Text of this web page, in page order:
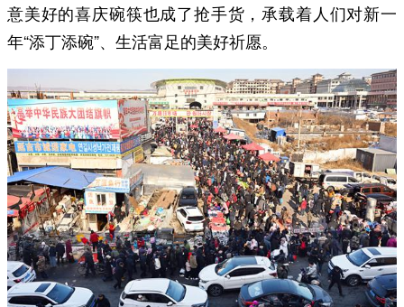
意美好的喜庆碗筷也成了抢手货，承载着人们对新一
年“添丁添碗”、生活富足的美好祈愿。